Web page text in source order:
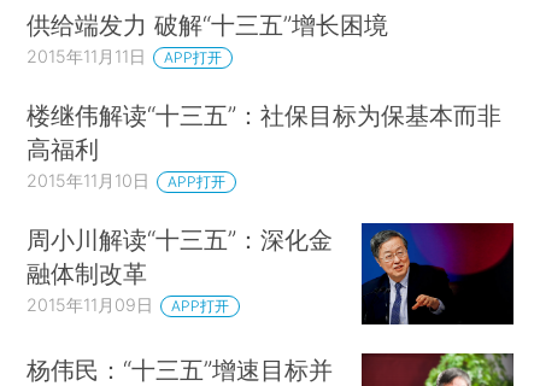
供给端发力 破解“十三五”增长困境
2015年11月11日 APP打开
楼继伟解读“十三五”：社保目标为保基本而非
高福利
2015年11月10日 APP打开
周小川解读“十三五”：深化金
融体制改革
2015年11月09日 APP打开
杨伟民：“十三五”增速目标并